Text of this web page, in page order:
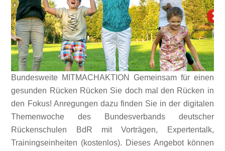
Bundesweite MITMACHAKTION Gemeinsam für einen
gesunden Rücken Rücken Sie doch mal den Rücken in
den Fokus! Anregungen dazu finden Sie in der digitalen
Themenwoche des Bundesverbands deutscher
Rückenschulen BdR mit Vorträgen, Expertentalk,
Trainingseinheiten (kostenlos). Dieses Angebot können